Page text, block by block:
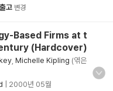
고 변경
Based Firms at t
(Hardcover)
Michelle Kipling (엮은
2000년 05월